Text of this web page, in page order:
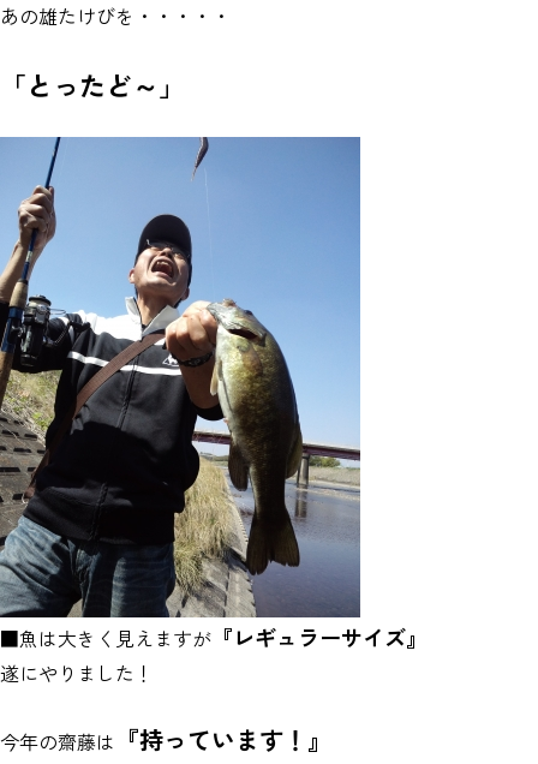
あの雄たけびを・・・・・
「とったど～」
■魚は大きく見えますが 『レギュラーサイズ』
遂にやりました！
今年の齋藤は 『持っています！』